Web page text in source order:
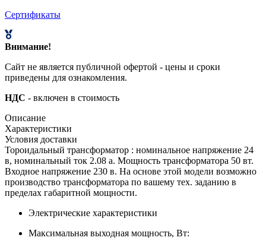
Сертификаты
Внимание!
Сайт не является публичной офертой - цены и сроки
приведены для ознакомления.
НДС - включен в стоимость
Описание
Характеристики
Условия доставки
Тороидальный трансформатор : номинальное напряжение 24
в, номинальный ток 2.08 а. Мощность трансформатора 50 вт.
Входное напряжение 230 в. На основе этой модели возможно
производство трансформатора по вашему тех. заданию в
пределах габаритной мощности.
Электрические характеристики
Максимальная выходная мощность, Вт: